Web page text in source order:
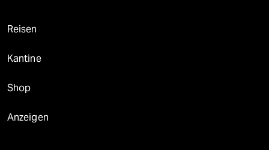
Reisen
Kantine
Shop
Anzeigen